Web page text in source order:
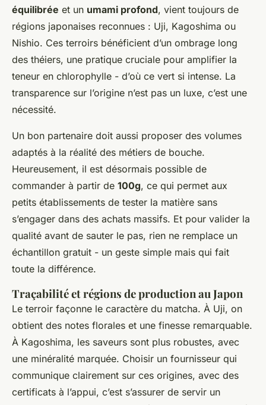
équilibrée et un umami profond, vient toujours de
régions japonaises reconnues : Uji, Kagoshima ou
Nishio. Ces terroirs bénéficient d’un ombrage long
des théiers, une pratique cruciale pour amplifier la
teneur en chlorophylle - d’où ce vert si intense. La
transparence sur l’origine n’est pas un luxe, c’est une
nécessité.
Un bon partenaire doit aussi proposer des volumes
adaptés à la réalité des métiers de bouche.
Heureusement, il est désormais possible de
commander à partir de 100g, ce qui permet aux
petits établissements de tester la matière sans
s’engager dans des achats massifs. Et pour valider la
qualité avant de sauter le pas, rien ne remplace un
échantillon gratuit - un geste simple mais qui fait
toute la différence.
Traçabilité et régions de production au Japon
Le terroir façonne le caractère du matcha. À Uji, on
obtient des notes florales et une finesse remarquable.
À Kagoshima, les saveurs sont plus robustes, avec
une minéralité marquée. Choisir un fournisseur qui
communique clairement sur ces origines, avec des
certificats à l’appui, c’est s’assurer de servir un